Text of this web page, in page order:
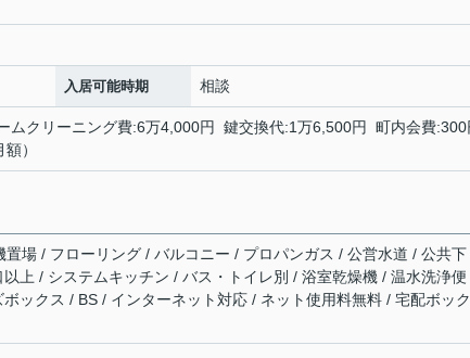
入居可能時期 相談
ムクリーニング費:6万4,000円 鍵交換代:1万6,500円 町内会費:300
）
場 / フローリング / バルコニー / プロパンガス / 公営水道 / 公共下
上 / システムキッチン / バス・トイレ別 / 浴室乾燥機 / 温水洗浄便
ックス / BS / インターネット対応 / ネット使用料無料 / 宅配ボック